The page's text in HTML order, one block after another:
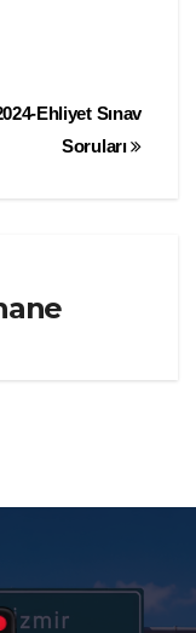
Ehliyet Sınav
Soruları